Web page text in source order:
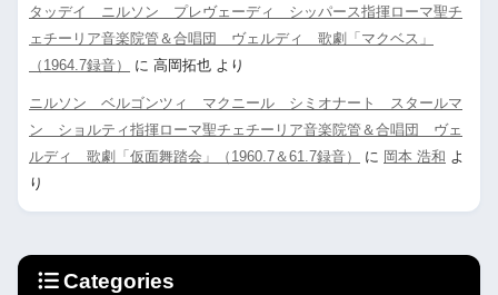
タッデイ ニルソン プレヴェーディ シッパース指揮ローマ聖チ
ェチーリア音楽院管＆合唱団 ヴェルディ 歌劇「マクベス」
（1964.7録音）
に 高岡拓也 より
ニルソン ベルゴンツィ マクニール シミオナート スタールマ
ン ショルティ指揮ローマ聖チェチーリア音楽院管＆合唱団 ヴェ
ルディ 歌劇「仮面舞踏会」（1960.7＆61.7録音）
に 岡本 浩和 よ
り
Categories